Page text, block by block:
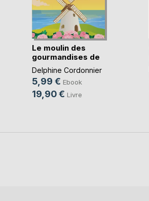
Le moulin des
gourmandises de
Lola
Delphine Cordonnier
5,99 € Ebook
19,90 € Livre